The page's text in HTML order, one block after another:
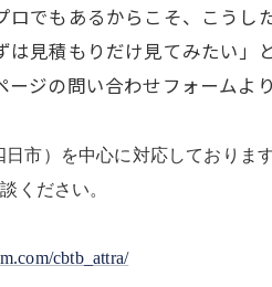
でもあるからこそ、こうし
は見積もりだけ見てみたい
ジの問い合わせフォームよ
市）を中心に対応しております
ください。
cbtb_attra/